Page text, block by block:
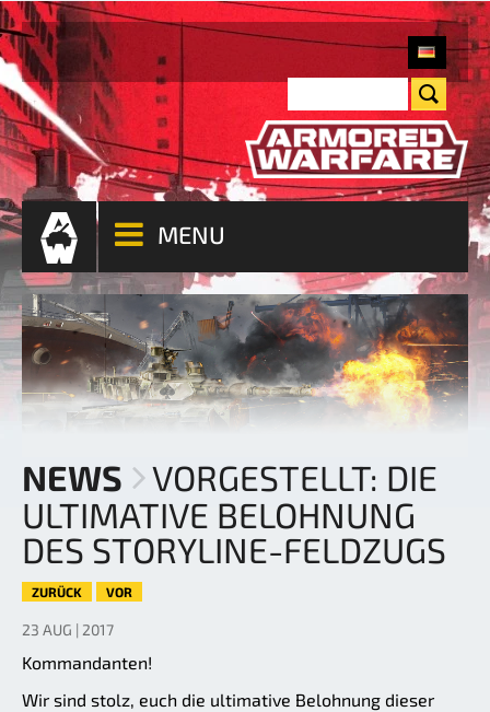
MENU
NEWS
VORGESTELLT: DIE
ULTIMATIVE BELOHNUNG
DES STORYLINE-FELDZUGS
ZURÜCK VOR
23 AUG | 2017
Kommandanten!
Wir sind stolz, euch die ultimative Belohnung dieser